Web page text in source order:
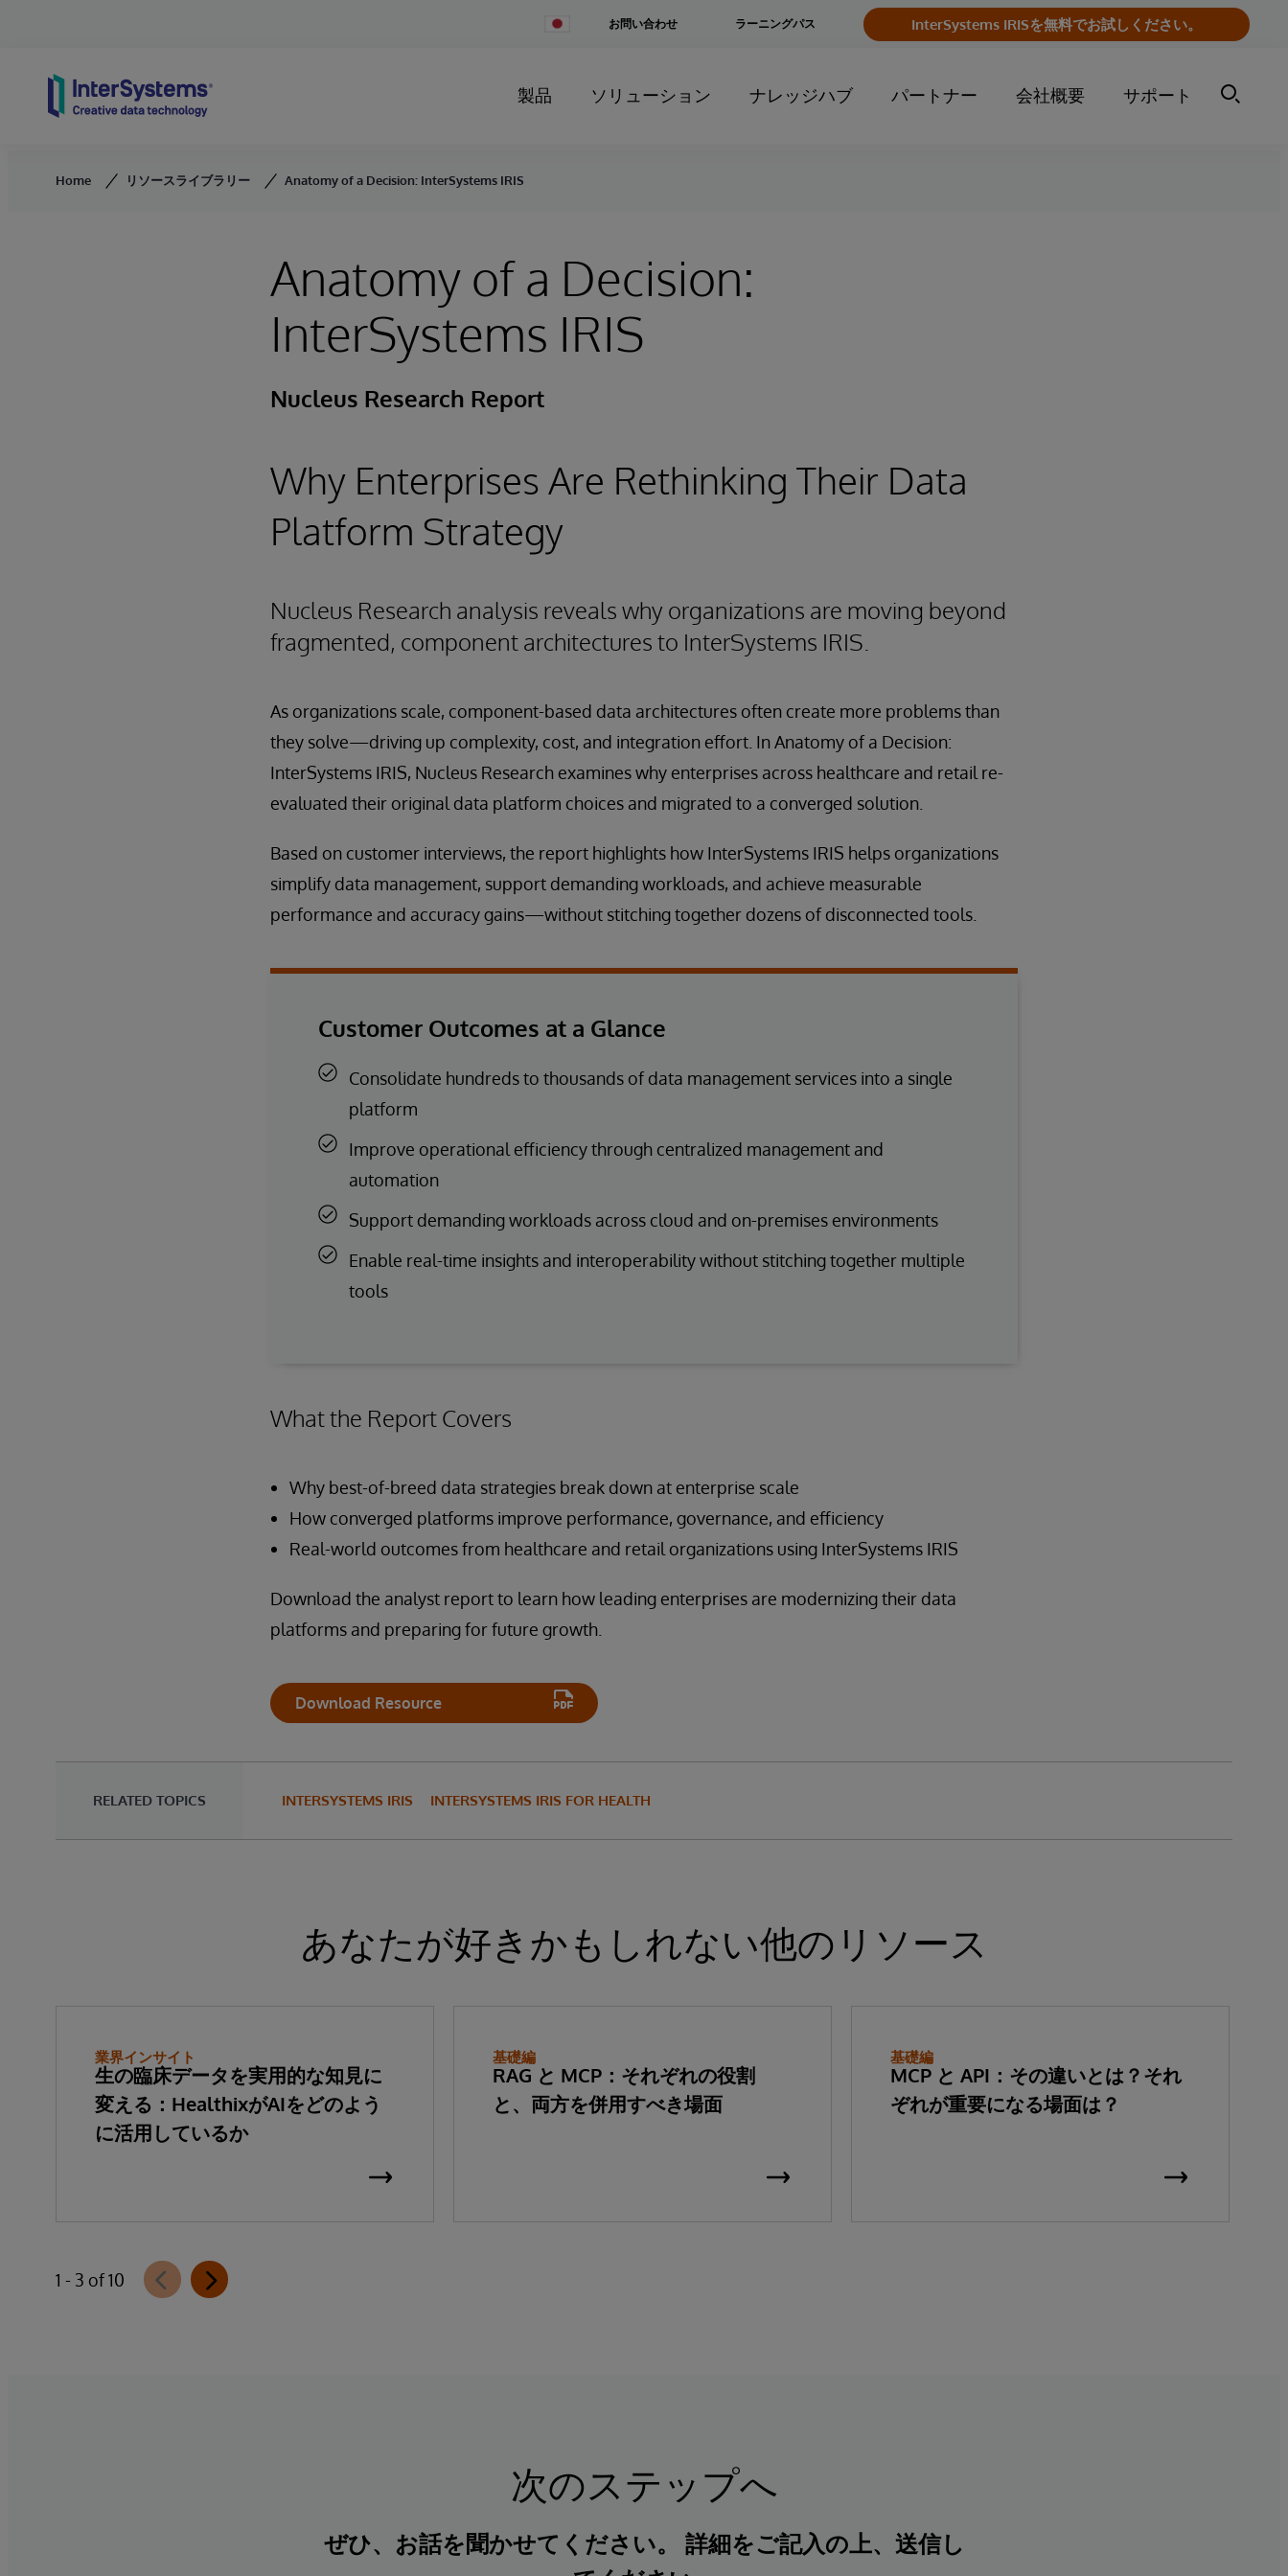
Change
お問い合わせ InterSystems IRISを無料でお試しください。
ラーニングパス
製品 ソリューション ナレッジハブ パートナー 会社概要 サポート
Home リソースライブラリー Anatomy of a Decision: InterSystems IRIS
Anatomy of a Decision:
InterSystems IRIS
Nucleus Research Report
Why Enterprises Are Rethinking Their Data
Platform Strategy
Nucleus Research analysis reveals why organizations are moving beyond
fragmented, component architectures to InterSystems IRIS.
As organizations scale, component-based data architectures often create more problems than
they solve—driving up complexity, cost, and integration effort. In Anatomy of a Decision:
InterSystems IRIS, Nucleus Research examines why enterprises across healthcare and retail re-
evaluated their original data platform choices and migrated to a converged solution.
Based on customer interviews, the report highlights how InterSystems IRIS helps organizations
simplify data management, support demanding workloads, and achieve measurable
performance and accuracy gains—without stitching together dozens of disconnected tools.
Customer Outcomes at a Glance
Consolidate hundreds to thousands of data management services into a single
platform
Improve operational efficiency through centralized management and
automation
Support demanding workloads across cloud and on-premises environments
Enable real-time insights and interoperability without stitching together multiple
tools
What the Report Covers
Why best-of-breed data strategies break down at enterprise scale
How converged platforms improve performance, governance, and efficiency
Real-world outcomes from healthcare and retail organizations using InterSystems IRIS
Download the analyst report to learn how leading enterprises are modernizing their data
platforms and preparing for future growth.
Download Resource
RELATED TOPICS INTERSYSTEMS IRIS INTERSYSTEMS IRIS FOR HEALTH
あなたが好きかもしれない他のリソース
業界インサイト
生の臨床データを実用的な知見に
変える：HealthixがAIをどのよう
に活用しているか
基礎編
RAG と MCP：それぞれの役割
と、両方を併用すべき場面
基礎編
MCP と API：その違いとは？それ
ぞれが重要になる場面は？
1 - 3 of 10
次のステップへ
ぜひ、お話を聞かせてください。 詳細をご記入の上、送信し